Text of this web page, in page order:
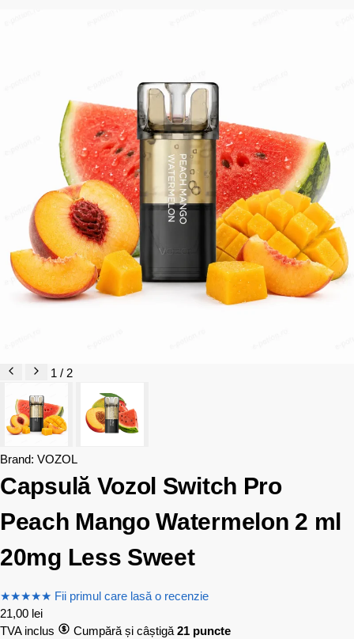
1 / 2
Brand: VOZOL
Capsulă Vozol Switch Pro
Peach Mango Watermelon 2 ml
20mg Less Sweet
★★★★★ Fii primul care lasă o recenzie
21,00 lei
TVA inclus
Cumpără și câștigă 21 puncte